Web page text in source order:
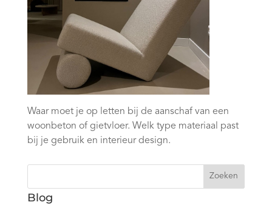
Waar moet je op letten bij de aanschaf van een
woonbeton of gietvloer. Welk type materiaal past
bij je gebruik en interieur design.
Zoeken
Blog